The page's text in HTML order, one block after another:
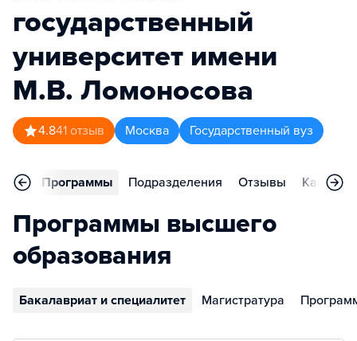
государственный
университет имени
М.В. Ломоносова
4.841 отзыв Москва Государственный вуз
Программы Подразделения Отзывы Карьера
Программы высшего
образования
Бакалавриат и специалитет Магистратура